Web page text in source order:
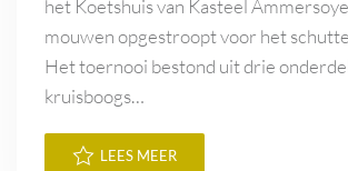
het Koetshuis van Kasteel
mouwen opgestroopt voor het
Het toernooi bestond uit drie
kruisboogs…
LEES MEER